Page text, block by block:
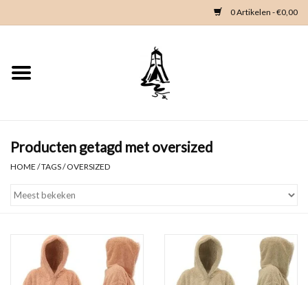
0 Artikelen - €0,00
Home
Kleding
Duikgidsen
Producten getagd met oversized
HOME /TAGS/OVERSIZED